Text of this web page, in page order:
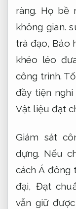
ràng. Họ bề
không gian.
trà đạo, Bảo
khéo léo
công trình.
đầy tiện
Vật liệu đạt
Giám sát
dựng. Nếu
cách Á đông
đại, Đạt
vẫn giữ